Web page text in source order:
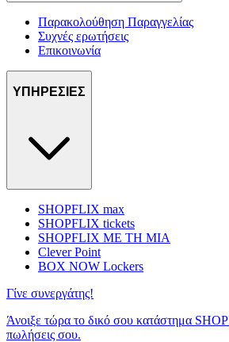
Παρακολούθηση Παραγγελίας
Συχνές ερωτήσεις
Επικοινωνία
ΥΠΗΡΕΣΙΕΣ
SHOPFLIX max
SHOPFLIX tickets
SHOPFLIX ΜΕ ΤΗ ΜΙΑ
Clever Point
BOX NOW Lockers
Γίνε συνεργάτης!
Άνοιξε τώρα το δικό σου κατάστημα
πωλήσεις σου.